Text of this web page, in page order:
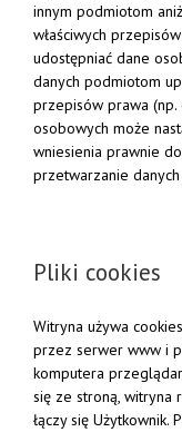
innym podmiotom
właściwych
udostępniać dane
danych podmiotom
przepisów prawa (np.
osobowych może
wniesienia prawnie
przetwarzanie
Pliki cookies
Witryna używa
przez serwer www i
komputera
się ze stroną, witryna
łączy się Użytkownik.